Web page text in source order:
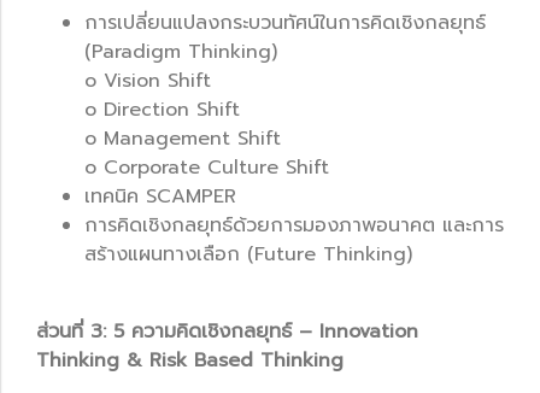
การเปลี่ยนแปลงกระบวนทัศน์ในการคิดเชิงกลยุทธ์
(Paradigm Thinking)
o Vision Shift
o Direction Shift
o Management Shift
o Corporate Culture Shift
เทคนิค SCAMPER
การคิดเชิงกลยุทธ์ด้วยการมองภาพอนาคต และการ
สร้างแผนทางเลือก (Future Thinking)
ส่วนที่ 3: 5 ความคิดเชิงกลยุทธ์ – Innovation
Thinking & Risk Based Thinking